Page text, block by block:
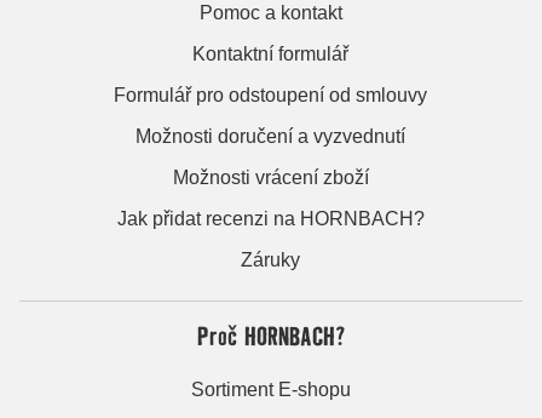
Pomoc a kontakt
Kontaktní formulář
Formulář pro odstoupení od smlouvy
Možnosti doručení a vyzvednutí
Možnosti vrácení zboží
Jak přidat recenzi na HORNBACH?
Záruky
Proč HORNBACH?
Sortiment E-shopu